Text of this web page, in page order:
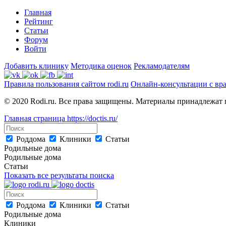
Главная
Рейтинг
Статьи
Форум
Войти
Добавить клинику Методика оценок Рекламодателям
Правила пользования сайтом rodi.ru Онлайн-консультации с
© 2020 Rodi.ru. Все права защищены. Материалы принадлежат
Главная страница https://doctis.ru/
Роддома Клиники
Статьи
Родильные дома
Родильные дома
Статьи
Показать все результаты поиска
Роддома Клиники
Статьи
Родильные дома
Клиники